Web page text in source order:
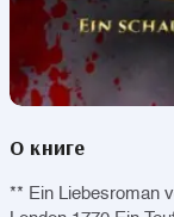
О книге
** Ein Liebesroman